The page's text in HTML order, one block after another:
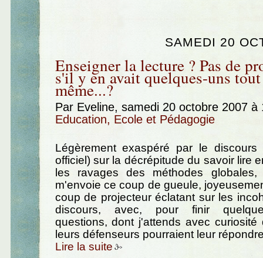
SAMEDI 20
Enseigner la lecture ? Pas de
s'il y en avait quelques-uns
même...?
Par Eveline, samedi 20 octobre 2007
Education, Ecole et Pédagogie
Légèrement exaspéré par le discours
officiel) sur la décrépitude du savoir lire
les ravages des méthodes globales,
m'envoie ce coup de gueule,
coup de projecteur éclatant sur les
discours, avec, pour finir
questions, dont j'attends avec
leurs défenseurs pourraient leur
Lire la suite